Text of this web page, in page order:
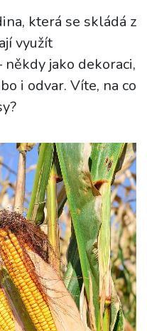
která se skládá z
využít
jako dekoraci,
i odvar. Víte, na co